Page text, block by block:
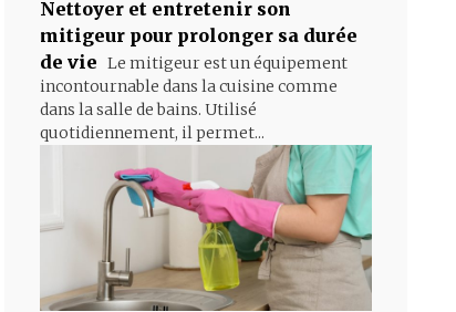
Nettoyer et entretenir son
mitigeur pour prolonger sa durée
de vie Le mitigeur est un équipement
incontournable dans la cuisine comme
dans la salle de bains. Utilisé
quotidiennement, il permet...